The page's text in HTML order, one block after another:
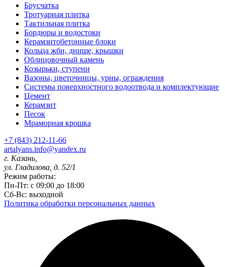
Брусчатка
Тротуарная плитка
Тактильная плитка
Бордюры и водостоки
Керамзитобетонные блоки
Кольца жби, днище, крышки
Облицовочный камень
Козырьки, ступени
Вазоны, цветочницы, урны, ограждения
Системы поверхностного водоотвода и комплектующие
Цемент
Керамзит
Песок
Мраморная крошка
+7 (843) 212-11-66
artalyans.info@yandex.ru
г. Казань,
ул. Гладилова, д. 52/1
Режим работы:
Пн-Пт: с 09:00 до 18:00
Сб-Вс: выходной
Политика обработки персональных данных